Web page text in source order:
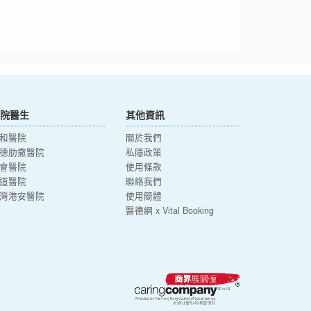
醫生
醫院
肋撒醫院
醫院
醫院
港安醫院
其他資訊
關於我們
私隱政策
使用條款
聯絡我們
使用簡體
醫德網 x Vital Booking